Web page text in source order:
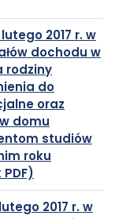
PDF
się
w
nowej
karcie
2017 r. w
dochodu w
rodziny
do
oraz
domu
studiów
roku
PDF
się
w2017 r. w